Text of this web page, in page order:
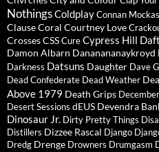
NothingsColdplayConnan
ClauseCoral Courtney Love
CrossesCSSCureCypress Hill
Damon Albarn Dananananaykroyd
Darkness Datsuns Daughter Dave
Dead Confederate Dead Weather
Above 1979 Death Grips
Desert Sessions dEUS Devendra
Dinosaur Jr. Dirty Pretty Things
Distillers Dizzee Rascal Django
Dredg Drenge Drowners Drumgasm